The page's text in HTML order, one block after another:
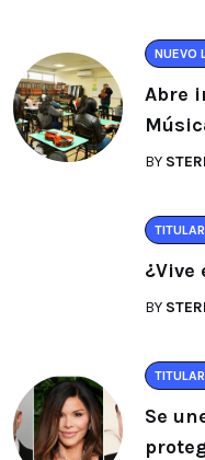
NUEVO
Abre
BY
¿Vive
BY
Se